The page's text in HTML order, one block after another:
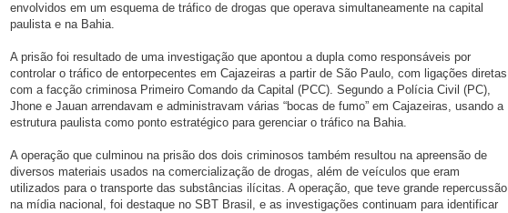
envolvidos em um esquema de tráfico de drogas que operava simultaneamente na capital
paulista e na Bahia.
A prisão foi resultado de uma investigação que apontou a dupla como responsáveis por
controlar o tráfico de entorpecentes em Cajazeiras a partir de São Paulo, com ligações diretas
com a facção criminosa Primeiro Comando da Capital (PCC). Segundo a Polícia Civil (PC),
Jhone e Jauan arrendavam e administravam várias “bocas de fumo” em Cajazeiras, usando a
estrutura paulista como ponto estratégico para gerenciar o tráfico na Bahia.
A operação que culminou na prisão dos dois criminosos também resultou na apreensão de
diversos materiais usados na comercialização de drogas, além de veículos que eram
utilizados para o transporte das substâncias ilícitas. A operação, que teve grande repercussão
na mídia nacional, foi destaque no SBT Brasil, e as investigações continuam para identificar